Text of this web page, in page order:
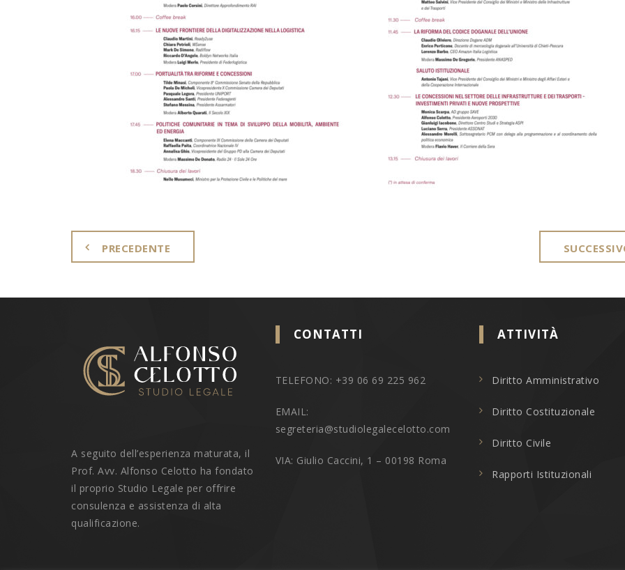
PRECEDENTE
A seguito dell’esperienza maturata, il
Prof. Avv. Alfonso Celotto ha fondato
il proprio Studio Legale per offrire
consulenza e assistenza di alta
qualificazione.
CONTATTI
TELEFONO: +39 06 69 225 962
EMAIL:
segreteria@studiolegalecelotto.com
VIA: Giulio Caccini, 1 – 00198 Roma
ATTIVITÀ
Diritto Amministrativo
Diritto Costituzionale
Diritto Civile
Rapporti Istituzionali